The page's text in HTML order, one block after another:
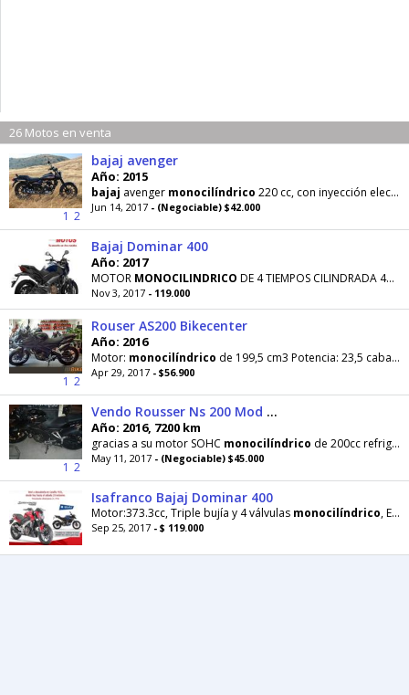
26 Motos en venta
1 2
bajaj avenger
Año: 2015
bajaj avenger monocilíndrico 220 cc, con inyección electrónica Y potencia de 19 HP, modelo 2015
Jun 14, 2017 - (Negociable) $42.000
Bajaj Dominar 400
Año: 2017
MOTOR MONOCILINDRICO DE 4 TIEMPOS CILINDRADA 400 POTENCIA 35HP A 8000RPM TORQUE 35NM A 6500RPM
Nov 3, 2017 - 119.000
1 2
Rouser AS200 Bikecenter
Año: 2016
Motor: monocilíndrico de 199,5 cm3 Potencia: 23,5 caballos a 9 500 rpm Torque: 18,3 Nm a un régimen
Apr 29, 2017 - $56.900
1 2
Vendo Rousser Ns 200 Mod 2016
Año: 2016, 7200 km
gracias a su motor SOHC monocilíndrico de 200cc refrigerado por líquido. Ese es el secreto para tener
May 11, 2017 - (Negociable) $45.000
Isafranco Bajaj Dominar 400
Motor:373.3cc, Triple bujía y 4 válvulas monocilíndrico, Encendido electrónico DTS-i, Sistema
Sep 25, 2017 - $ 119.000